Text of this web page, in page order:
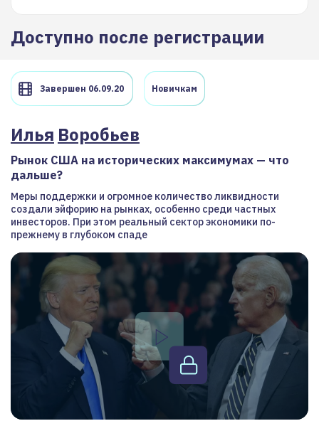
Доступно после регистрации
Завершен 06.09.20 Новичкам
Илья Воробьев
Рынок США на исторических максимумах — что
дальше?
Меры поддержки и огромное количество ликвидности
создали эйфорию на рынках, особенно среди частных
инвесторов. При этом реальный сектор экономики по-
прежнему в глубоком спаде